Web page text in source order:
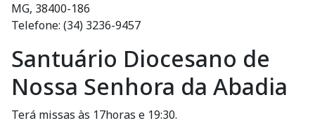
MG, 38400-186
Telefone: (34) 3236-9457
Santuário Diocesano de
Nossa Senhora da Abadia
Terá missas às 17horas e 19:30.